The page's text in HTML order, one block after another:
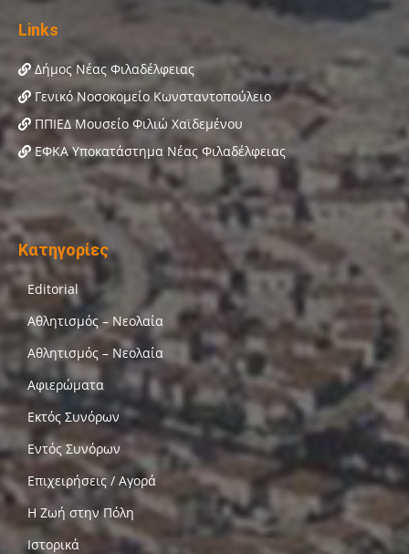
Links
Δήμος Νέας Φιλαδέλφειας
Γενικό Νοσοκομείο Κωνσταντοπούλειο
ΠΠΙΕΔ Μουσείο Φιλιώ Χαϊδεμένου
ΕΦΚΑ Υποκατάστημα Νέας Φιλαδέλφειας
Κατηγορίες
Editorial
Αθλητισμός – Νεολαία
Αθλητισμός – Νεολαία
Αφιερώματα
Εκτός Συνόρων
Εντός Συνόρων
Επιχειρήσεις / Αγορά
Η Ζωή στην Πόλη
Ιστορικά